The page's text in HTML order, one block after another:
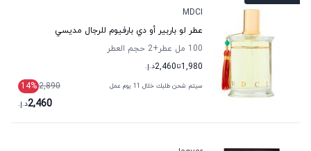
MDCI
عطر لو باربير أو دي بارفيوم للرجال مديسي
100 مل عطر
+2
حجم العطر
1,980تا2,460د.إ.
سيتم شحن طلبك خلال 11 يوم عمل 2,890
14%
2,460د.إ.